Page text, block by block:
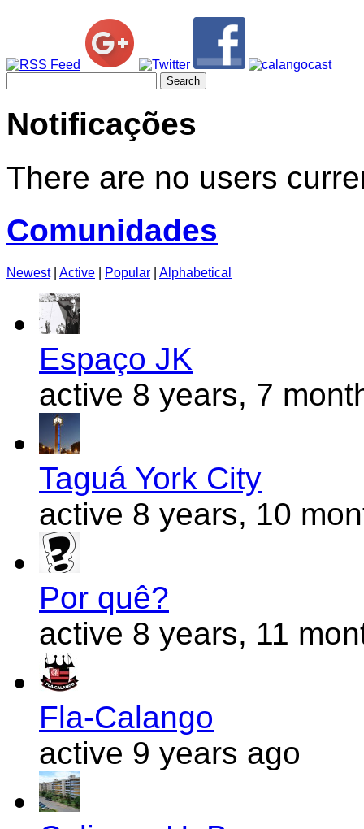
for:
Notificações
There are no users
Comunidades
Newest Active Popular Alphabetical
Espaço JK
active 8 years, 7
Taguá York City
active 8 years, 10
Por quê?
active 8 years, 11
Fla-Calango
active 9 years ago